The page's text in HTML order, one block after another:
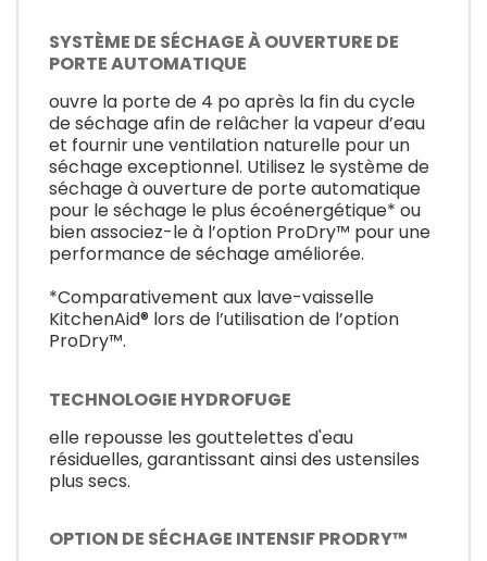
SYSTÈME DE SÉCHAGE À OUVERTURE DE
PORTE AUTOMATIQUE
ouvre la porte de 4 po après la fin du cycle
de séchage afin de relâcher la vapeur d’eau
et fournir une ventilation naturelle pour un
séchage exceptionnel. Utilisez le système de
séchage à ouverture de porte automatique
pour le séchage le plus écoénergétique* ou
bien associez-le à l’option ProDry™ pour une
performance de séchage améliorée.
*Comparativement aux lave-vaisselle
KitchenAid® lors de l’utilisation de l’option
ProDry™.
TECHNOLOGIE HYDROFUGE
elle repousse les gouttelettes d'eau
résiduelles, garantissant ainsi des ustensiles
plus secs.
OPTION DE SÉCHAGE INTENSIF PRODRY™